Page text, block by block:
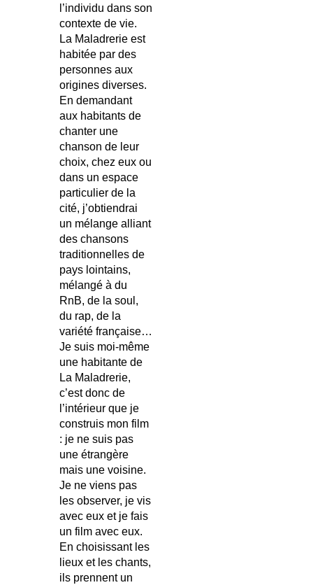
l’individu dans son
contexte de vie.
La Maladrerie est
habitée par des
personnes aux
origines diverses.
En demandant
aux habitants de
chanter une
chanson de leur
choix, chez eux ou
dans un espace
particulier de la
cité, j’obtiendrai
un mélange alliant
des chansons
traditionnelles de
pays lointains,
mélangé à du
RnB, de la soul,
du rap, de la
variété française…
Je suis moi-même
une habitante de
La Maladrerie,
c’est donc de
l’intérieur que je
construis mon film
: je ne suis pas
une étrangère
mais une voisine.
Je ne viens pas
les observer, je vis
avec eux et je fais
un film avec eux.
En choisissant les
lieux et les chants,
ils prennent un